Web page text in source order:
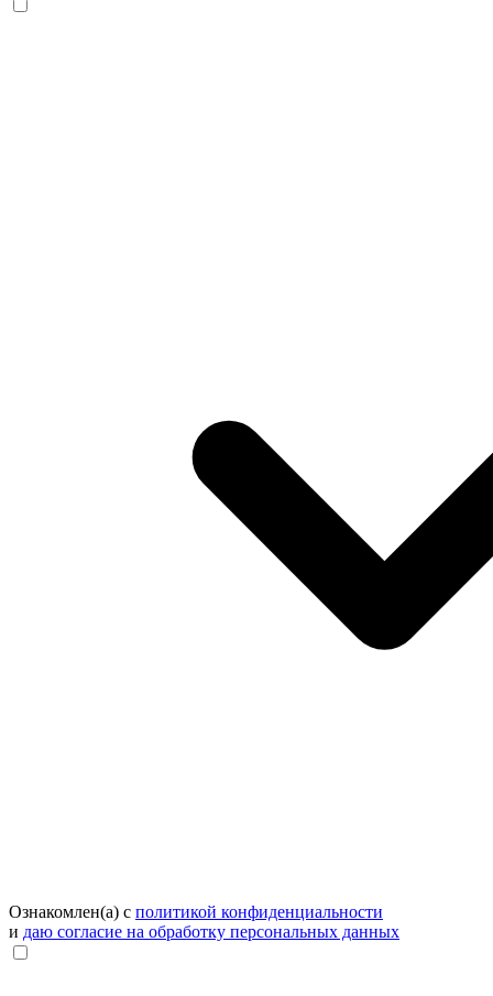
Ознакомлен(а) с политикой конфиденциальности
и даю согласие на обработку персональных данных